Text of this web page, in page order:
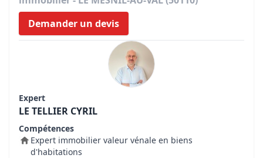
Demander un devis
Expert
LE TELLIER CYRIL
Compétences
Expert immobilier valeur vénale en biens
d'habitations